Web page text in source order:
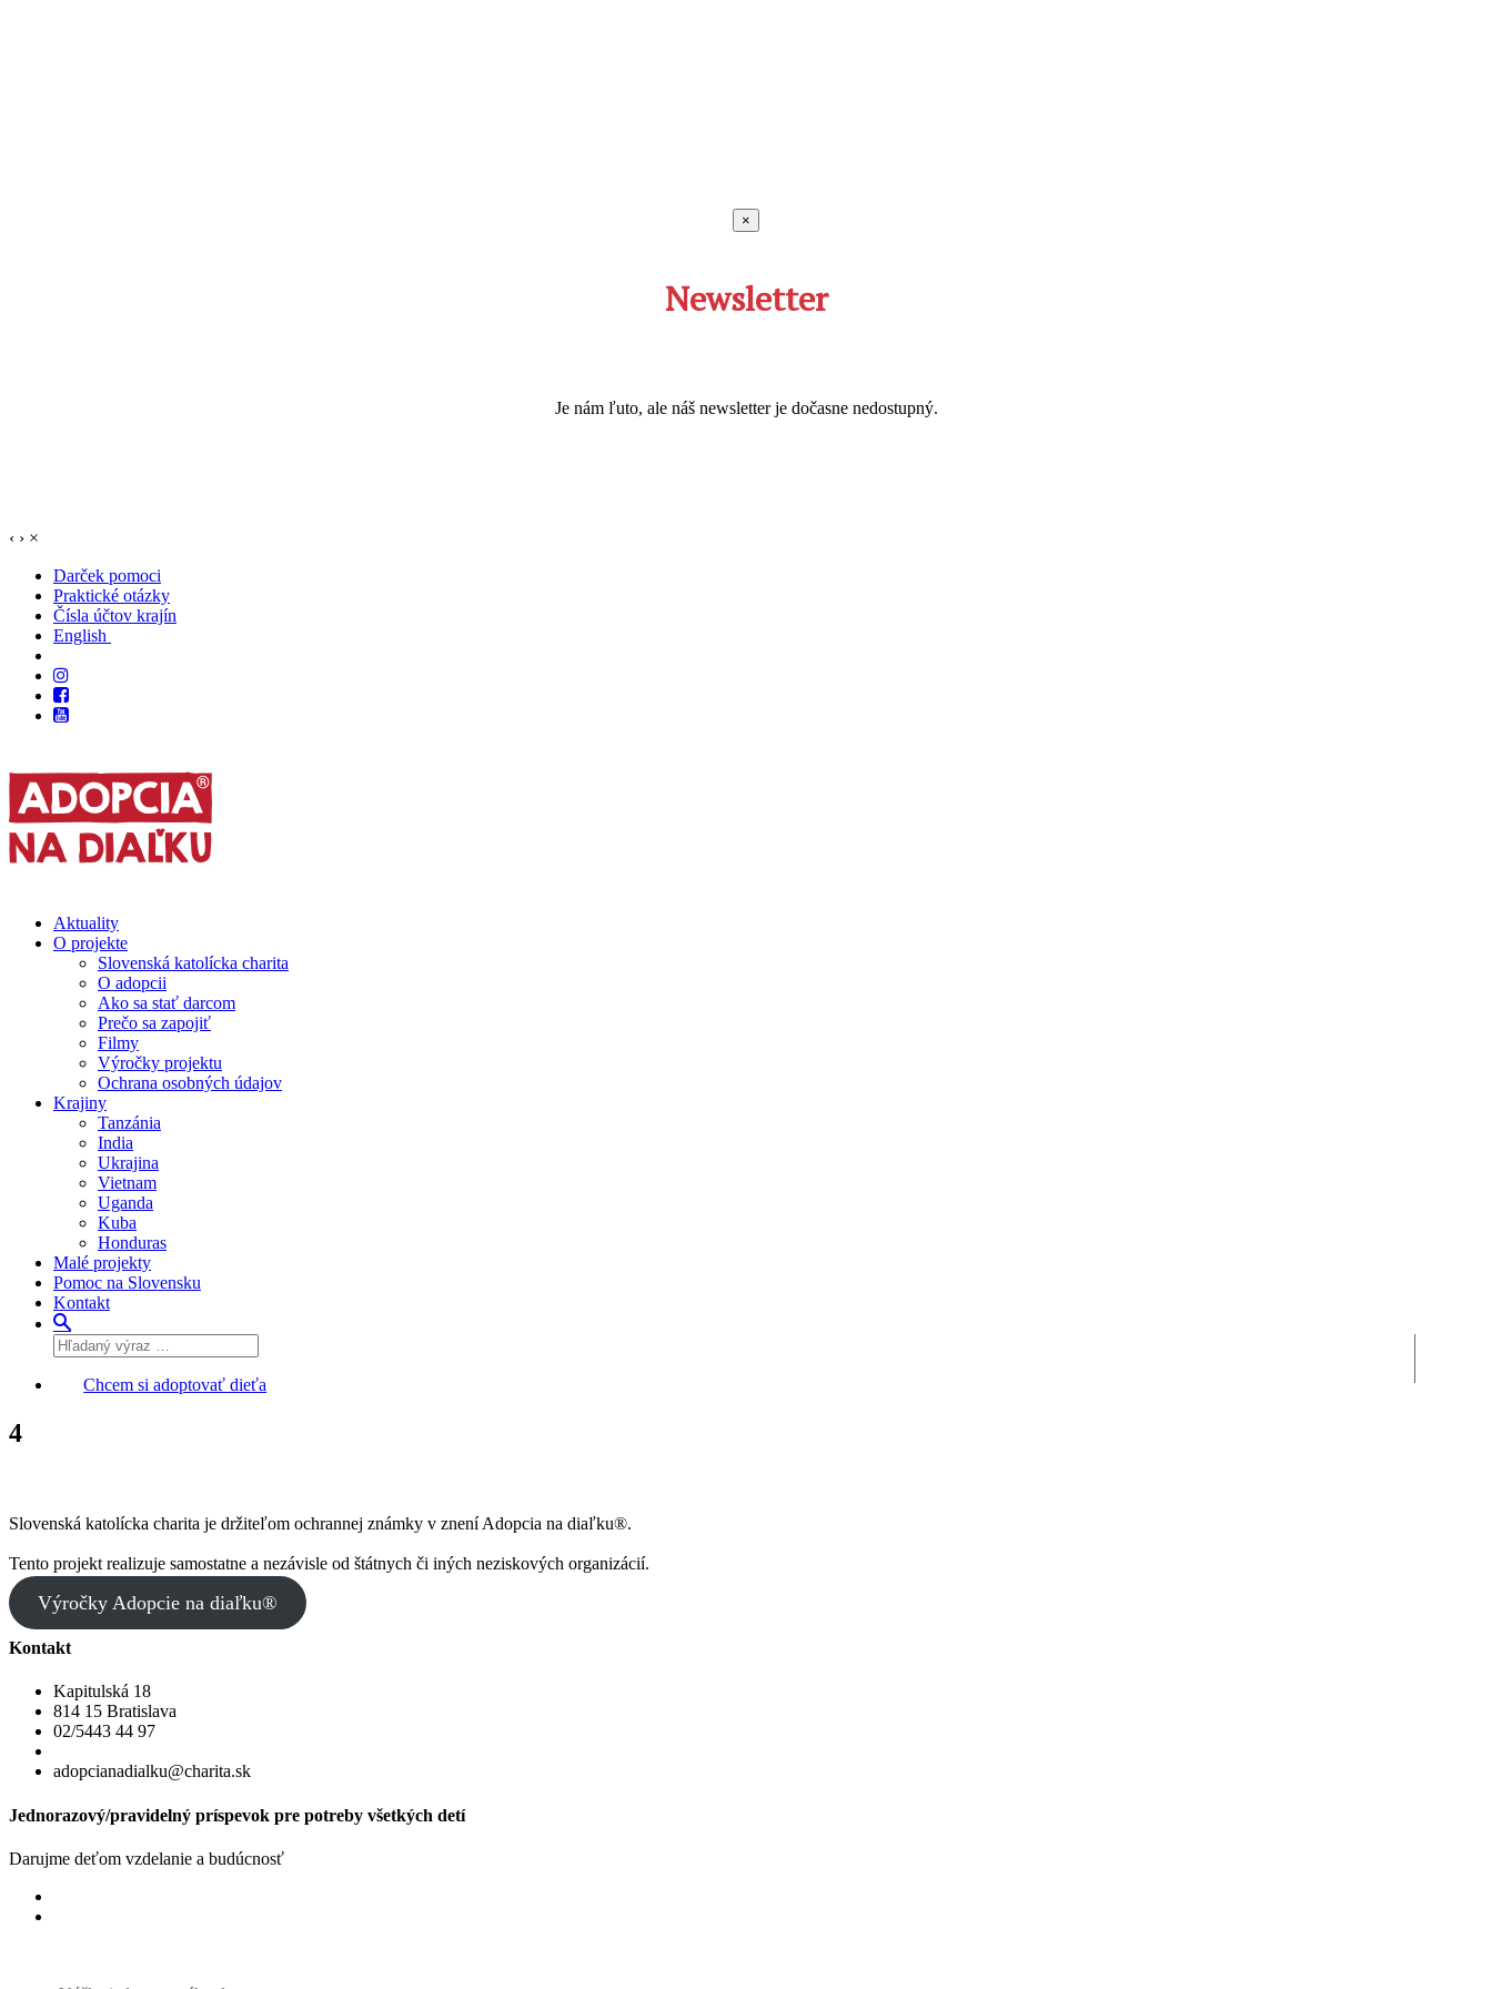
×
Newsletter
Je nám ľuto, ale náš newsletter je dočasne nedostupný.
‹ › ×
Darček pomoci
Praktické otázky
Čísla účtov krajín
English
Aktuality
O projekte
Slovenská katolícka charita
O adopcii
Ako sa stať darcom
Prečo sa zapojiť
Filmy
Výročky projektu
Ochrana osobných údajov
Krajiny
Tanzánia
India
Ukrajina
Vietnam
Uganda
Kuba
Honduras
Malé projekty
Pomoc na Slovensku
Kontakt
Chcem si adoptovať dieťa
4
Slovenská katolícka charita je držiteľom ochrannej známky v znení Adopcia na diaľku®.
Tento projekt realizuje samostatne a nezávisle od štátnych či iných neziskových organizácií.
Výročky Adopcie na diaľku®
Kontakt
Kapitulská 18
814 15 Bratislava
02/5443 44 97
adopcianadialku@charita.sk
Jednorazový/pravidelný príspevok pre potreby všetkých detí
Darujme deťom vzdelanie a budúcnosť